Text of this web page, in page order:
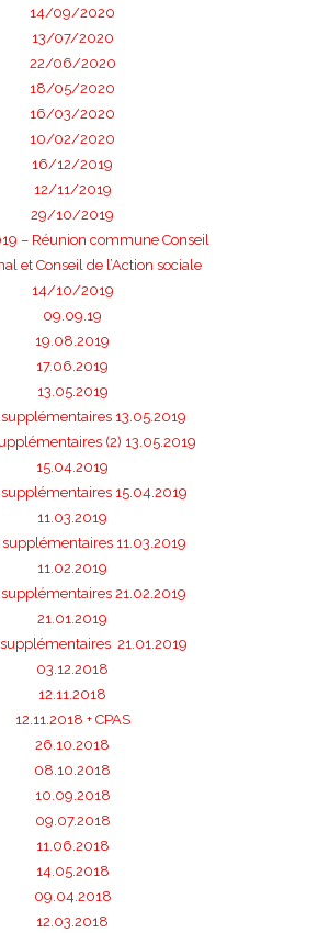
14/09/2020
13/07/2020
22/06/2020
18/05/2020
16/03/2020
10/02/2020
16/12/2019
12/11/2019
29/10/2019
– Réunion commune Conseil
et Conseil de l’Action sociale
14/10/2019
09.09.19
19.08.2019
17.06.2019
13.05.2019
supplémentaires 13.05.2019
(2) 13.05.2019
15.04.2019
supplémentaires 15.04.2019
11.03.2019
supplémentaires 11.03.2019
11.02.2019
supplémentaires 21.02.2019
21.01.2019
21.01.2019
03.12.2018
12.11.2018
12.11.2018 + CPAS
26.10.2018
08.10.2018
10.09.2018
09.07.2018
11.06.2018
14.05.2018
09.04.2018
12.03.2018